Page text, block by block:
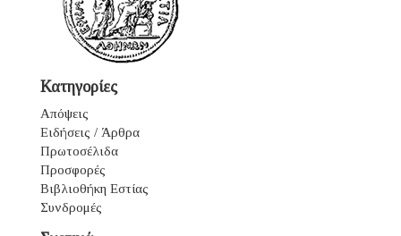
Κατηγορίες
Απόψεις
Ειδήσεις / Άρθρα
Πρωτοσέλιδα
Προσφορές
Βιβλιοθήκη Εστίας
Συνδρομές